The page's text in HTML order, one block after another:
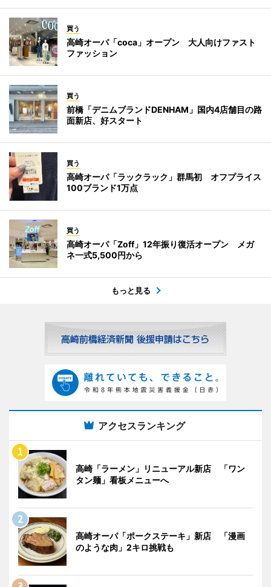
買う
高崎オーパ「coca」オープン 大人向けファスト
ファッション
買う
前橋「デニムブランドDENHAM」国内4店舗目の路
面新店、好スタート
買う
高崎オーパ「ラックラック」群馬初 オフプライス
100ブランド1万点
買う
高崎オーパ「Zoff」12年振り復活オープン メガ
ネ一式5,500円から
もっと見る
アクセスランキング
高崎「ラーメン」リニューアル新店 「ワン
タン麺」看板メニューへ
高崎オーパ「ポークステーキ」新店 「漫画
のような肉」2キロ挑戦も